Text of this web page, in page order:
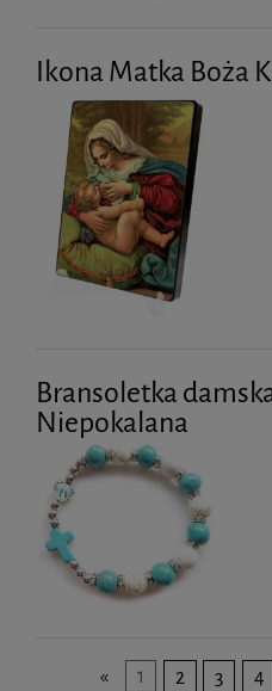
Ikona Matka Boża
Bransoletka
Niepokalana
« 1 2 3 4